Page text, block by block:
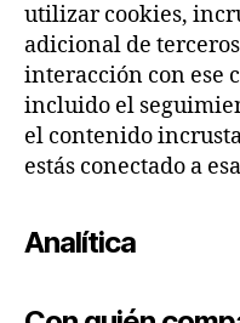
utilizar cookies,
adicional de
interacción con ese
incluido el
el contenido
estás conectado a
Analítica